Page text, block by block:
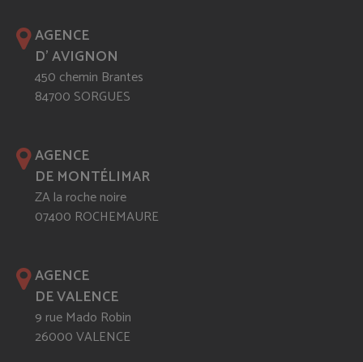
AGENCE
D' AVIGNON
450 chemin Brantes
84700 SORGUES
AGENCE
DE MONTÉLIMAR
ZA la roche noire
07400 ROCHEMAURE
AGENCE
DE VALENCE
9 rue Mado Robin
26000 VALENCE